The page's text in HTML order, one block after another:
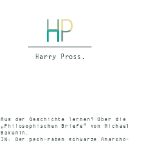
Aus der Geschichte lernen? Über die
„Philosophischen Briefe“ von Michael
Bakunin.
IN: Der pech-raben schwarze Anarcho-